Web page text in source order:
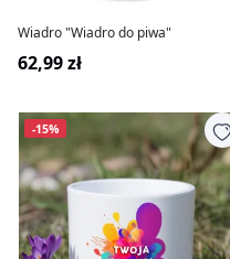
Wiadro "Wiadro do piwa"
62,99 zł
-15%